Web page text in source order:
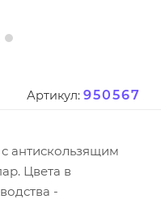
Артикул: 950567
антискользящим
Цвета в
-